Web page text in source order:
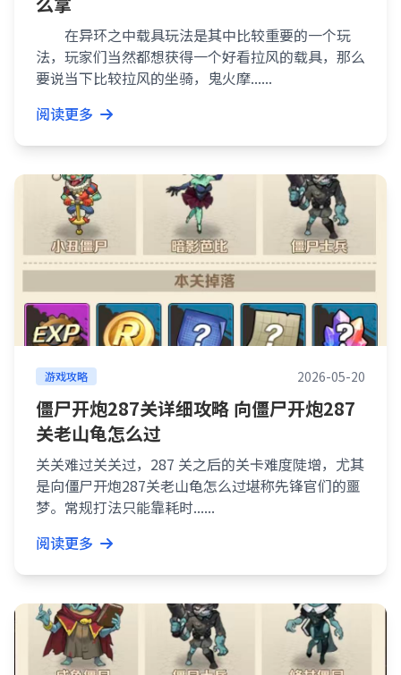
在异环之中载具玩法是其中比较重要的一个玩
法，玩家们当然都想获得一个好看拉风的载具，那么
要说当下比较拉风的坐骑，鬼火摩......
阅读更多
游戏攻略 2026-05-20
僵尸开炮287关详细攻略 向僵尸开炮287
关老山龟怎么过
关关难过关关过，287 关之后的关卡难度陡增，尤其
是向僵尸开炮287关老山龟怎么过堪称先锋官们的噩
梦。常规打法只能靠耗时......
阅读更多